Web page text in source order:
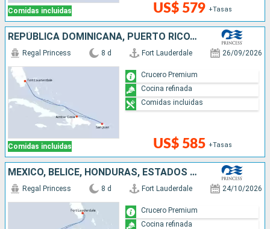
Comidas incluidas US$ 579 +Tasas
REPÚBLICA DOMINICANA, PUERTO RICO, SAN MARTÍN, ESTADOS UNIDOS
Comidas incluidas
Regal Princess 8 d Fort Lauderdale 26/09/2026
US$ 585 +Tasas
Crucero Premium
Cocina refinada
Comidas incluidas
MÉXICO, BELICE, HONDURAS, ESTADOS UNIDOS
Regal Princess 8 d Fort Lauderdale 24/10/2026
Crucero Premium
Cocina refinada